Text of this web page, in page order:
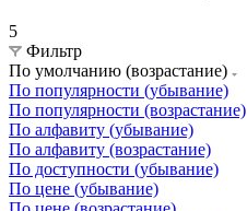
5
Фильтр
По умолчанию (возрастание)
По популярности (убывание)
По популярности (возрастание)
По алфавиту (убывание)
По алфавиту (возрастание)
По доступности (убывание)
По цене (убывание)